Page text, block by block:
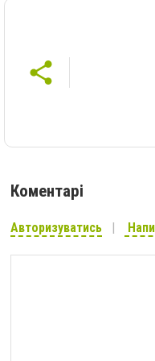
Коментарі
Авторизуватись